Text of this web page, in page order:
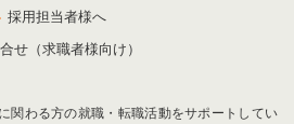
採用担当者様へ
せ（求職者様向け）
関わる方の就職・転職活動をサポートしてい